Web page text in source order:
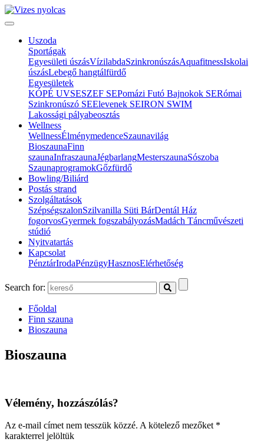
Uszoda
Sportágak
Egyesületi úszásVízilabdaSzinkronúszásAquafitnessIskolai
úszásLebegő hangtálfürdő
Egyesületek
KÓPÉ UVSESZEF SEPomázi Futó Bajnokok SERómai
Szinkronúszó SEElevenek SEIRON SWIM
Lakossági pályabeosztás
Wellness
WellnessÉlménymedenceSzaunavilág
BioszaunaFinn
szaunaInfraszaunaJégbarlangMesterszaunaSószoba
SzaunaprogramokGőzfürdő
Bowling/Biliárd
Postás strand
Szolgáltatások
SzépségszalonSzilvanilla Süti BárDentál Ház
fogorvosGyermek fogszabályozásMadách Táncművészeti
stúdió
Nyitvatartás
Kapcsolat
PénztárIrodaPénzügyHasznosElérhetőség
Search for:
Főoldal
Finn szauna
Bioszauna
Bioszauna
Vélemény, hozzászólás?
Az e-mail címet nem tesszük közzé. A kötelező mezőket *
karakterrel jelöltük